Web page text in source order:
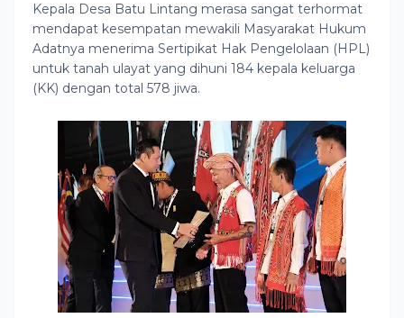
Kepala Desa Batu Lintang merasa sangat terhormat
mendapat kesempatan mewakili Masyarakat Hukum
Adatnya menerima Sertipikat Hak Pengelolaan (HPL)
untuk tanah ulayat yang dihuni 184 kepala keluarga
(KK) dengan total 578 jiwa.